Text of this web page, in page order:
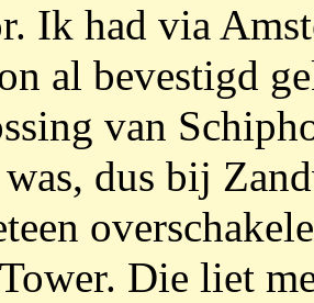
Ik had via
al bevestigd
van
dus bij
Die liet